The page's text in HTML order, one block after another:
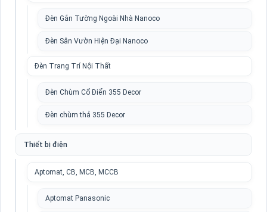
Đèn Gắn Tường Ngoài Nhà Nanoco
Đèn Sân Vườn Hiện Đại Nanoco
Đèn Trang Trí Nội Thất
Đèn Chùm Cổ Điển 355 Decor
Đèn chùm thả 355 Decor
Thiết bị điện
Aptomat, CB, MCB, MCCB
Aptomat Panasonic